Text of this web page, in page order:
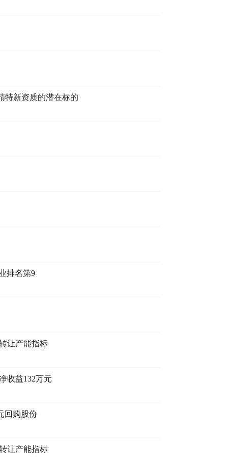
特新资质的潜在标的
排名第9
让产能指标
收益132万元
回购股份
让产能指标